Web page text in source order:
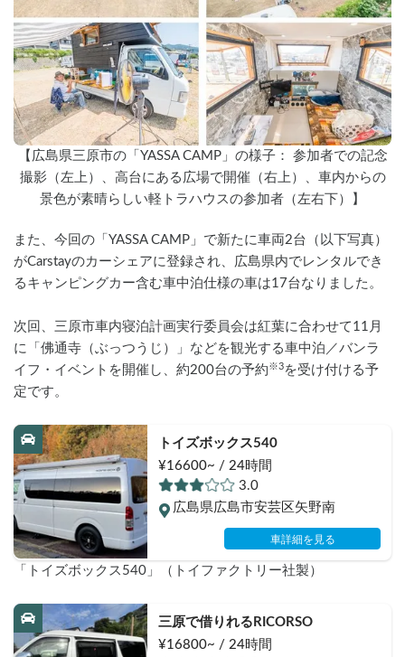
【広島県三原市の「YASSA CAMP」の様子： 参加者での記念
撮影（左上）、高台にある広場で開催（右上）、車内からの
景色が素晴らしい軽トラハウスの参加者（左右下）】
また、今回の「YASSA CAMP」で新たに車両2台（以下写真）
がCarstayのカーシェアに登録され、広島県内でレンタルでき
るキャンピングカー含む車中泊仕様の車は17台なりました。
次回、三原市車内寝泊計画実行委員会は紅葉に合わせて11月
に「佛通寺（ぶっつうじ）」などを観光する車中泊／バンラ
イフ・イベントを開催し、約200台の予約※3を受け付ける予
定です。
トイズボックス540
¥16600~ / 24時間
3.0
広島県広島市安芸区矢野南
車詳細を見る
「トイズボックス540」（トイファクトリー社製）
三原で借りれるRICORSO
¥16800~ / 24時間